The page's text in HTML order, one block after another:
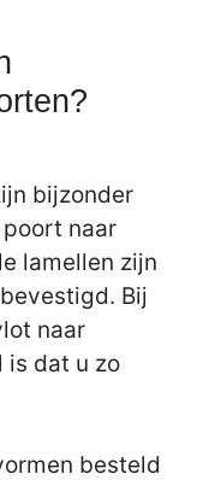
bijzonder
naar
lamellen zijn
Bij
naar
is dat u zo
besteld